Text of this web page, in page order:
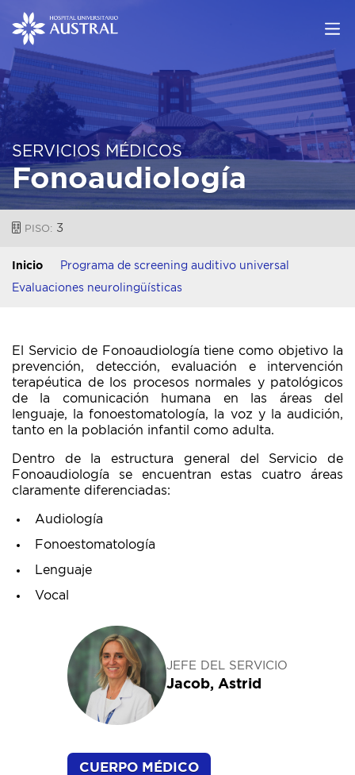
SERVICIOS MÉDICOS
Fonoaudiología
PISO: 3
Inicio
Programa de screening auditivo universal
Evaluaciones neurolingüísticas
El Servicio de Fonoaudiología tiene como objetivo la
prevención, detección, evaluación e intervención
terapéutica de los procesos normales y patológicos
de la comunicación humana en las áreas del
lenguaje, la fonoestomatología, la voz y la audición,
tanto en la población infantil como adulta.
Dentro de la estructura general del Servicio de
Fonoaudiología se encuentran estas cuatro áreas
claramente diferenciadas:
Audiología
Fonoestomatología
Lenguaje
Vocal
JEFE DEL SERVICIO
Jacob, Astrid
CUERPO MÉDICO